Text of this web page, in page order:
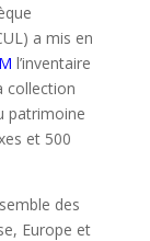
a mis en
l’inventaire
collection
patrimoine
et 500
des
Europe et